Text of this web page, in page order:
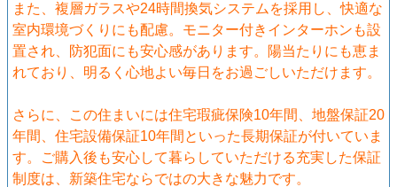
また、複層ガラスや24時間換気システムを採用し、快適な
室内環境づくりにも配慮。モニター付きインターホンも設
置され、防犯面にも安心感があります。陽当たりにも恵ま
れており、明るく心地よい毎日をお過ごしいただけます。
さらに、この住まいには住宅瑕疵保険10年間、地盤保証20
年間、住宅設備保証10年間といった長期保証が付いていま
す。ご購入後も安心して暮らしていただける充実した保証
制度は、新築住宅ならではの大きな魅力です。